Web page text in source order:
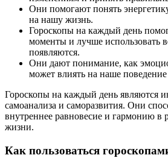
Они помогают понять
на нашу жизнь.
Гороскопы на каждый день
моменты и лучше использовать
появляются.
Они дают понимание, как
может влиять на наше
Гороскопы на каждый день являются
самоанализа и саморазвития. Они
внутреннее равновесие и гармонию в
жизни.
Как пользоваться